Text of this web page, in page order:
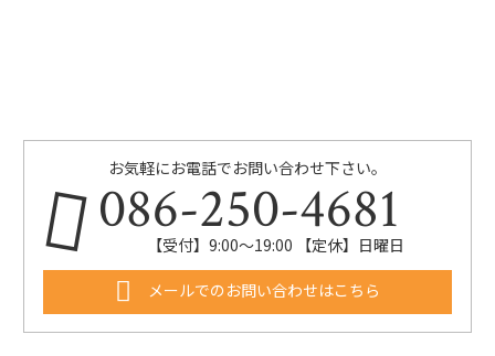
お気軽にお電話でお問い合わせ下さい。
086-250-4681
【受付】9:00〜19:00 【定休】日曜日
メールでのお問い合わせはこちら